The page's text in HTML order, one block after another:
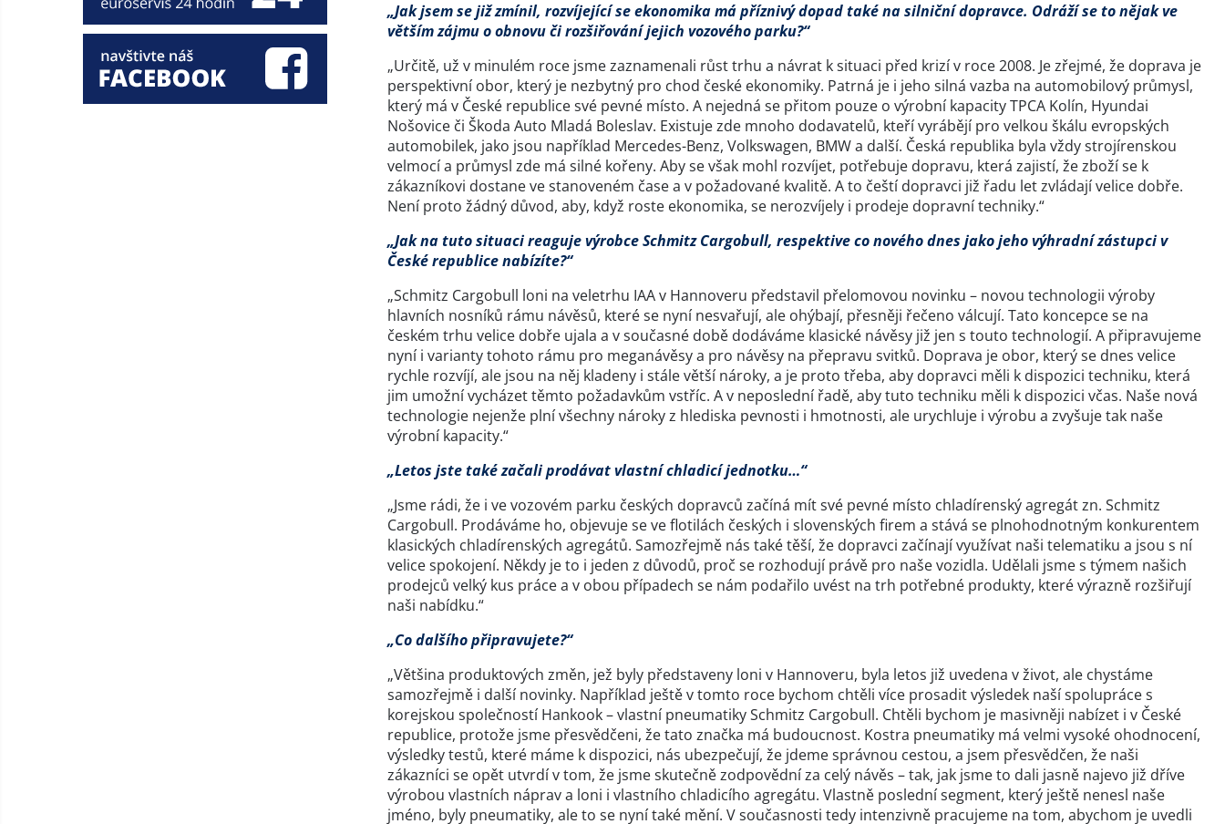
„Jak jsem se již zmínil, rozvíjející se ekonomika má příznivý dopad také na silniční dopravce. Odráží se to nějak ve
větším zájmu o obnovu či rozšiřování jejich vozového parku?“
„Určitě, už v minulém roce jsme zaznamenali růst trhu a návrat k situaci před krizí v roce 2008. Je zřejmé, že doprava je
perspektivní obor, který je nezbytný pro chod české ekonomiky. Patrná je i jeho silná vazba na automobilový průmysl,
který má v České republice své pevné místo. A nejedná se přitom pouze o výrobní kapacity TPCA Kolín, Hyundai
Nošovice či Škoda Auto Mladá Boleslav. Existuje zde mnoho dodavatelů, kteří vyrábějí pro velkou škálu evropských
automobilek, jako jsou například Mercedes-Benz, Volkswagen, BMW a další. Česká republika byla vždy strojírenskou
velmocí a průmysl zde má silné kořeny. Aby se však mohl rozvíjet, potřebuje dopravu, která zajistí, že zboží se k
zákazníkovi dostane ve stanoveném čase a v požadované kvalitě. A to čeští dopravci již řadu let zvládají velice dobře.
Není proto žádný důvod, aby, když roste ekonomika, se nerozvíjely i prodeje dopravní techniky.“
„Jak na tuto situaci reaguje výrobce Schmitz Cargobull, respektive co nového dnes jako jeho výhradní zástupci v
České republice nabízíte?“
„Schmitz Cargobull loni na veletrhu IAA v Hannoveru představil přelomovou novinku – novou technologii výroby
hlavních nosníků rámu návěsů, které se nyní nesvařují, ale ohýbají, přesněji řečeno válcují. Tato koncepce se na
českém trhu velice dobře ujala a v současné době dodáváme klasické návěsy již jen s touto technologií. A připravujeme
nyní i varianty tohoto rámu pro meganávěsy a pro návěsy na přepravu svitků. Doprava je obor, který se dnes velice
rychle rozvíjí, ale jsou na něj kladeny i stále větší nároky, a je proto třeba, aby dopravci měli k dispozici techniku, která
jim umožní vycházet těmto požadavkům vstříc. A v neposlední řadě, aby tuto techniku měli k dispozici včas. Naše nová
technologie nejenže plní všechny nároky z hlediska pevnosti i hmotnosti, ale urychluje i výrobu a zvyšuje tak naše
výrobní kapacity.“
„Letos jste také začali prodávat vlastní chladicí jednotku…“
„Jsme rádi, že i ve vozovém parku českých dopravců začíná mít své pevné místo chladírenský agregát zn. Schmitz
Cargobull. Prodáváme ho, objevuje se ve flotilách českých i slovenských firem a stává se plnohodnotným konkurentem
klasických chladírenských agregátů. Samozřejmě nás také těší, že dopravci začínají využívat naši telematiku a jsou s ní
velice spokojení. Někdy je to i jeden z důvodů, proč se rozhodují právě pro naše vozidla. Udělali jsme s týmem našich
prodejců velký kus práce a v obou případech se nám podařilo uvést na trh potřebné produkty, které výrazně rozšiřují
naši nabídku.“
„Co dalšího připravujete?“
„Většina produktových změn, jež byly představeny loni v Hannoveru, byla letos již uvedena v život, ale chystáme
samozřejmě i další novinky. Například ještě v tomto roce bychom chtěli více prosadit výsledek naší spolupráce s
korejskou společností Hankook – vlastní pneumatiky Schmitz Cargobull. Chtěli bychom je masivněji nabízet i v České
republice, protože jsme přesvědčeni, že tato značka má budoucnost. Kostra pneumatiky má velmi vysoké ohodnocení,
výsledky testů, které máme k dispozici, nás ubezpečují, že jdeme správnou cestou, a jsem přesvědčen, že naši
zákazníci se opět utvrdí v tom, že jsme skutečně zodpovědní za celý návěs – tak, jak jsme to dali jasně najevo již dříve
výrobou vlastních náprav a loni i vlastního chladicího agregátu. Vlastně poslední segment, který ještě nenesl naše
jméno, byly pneumatiky, ale to se nyní také mění. V současnosti tedy intenzivně pracujeme na tom, abychom je uvedli